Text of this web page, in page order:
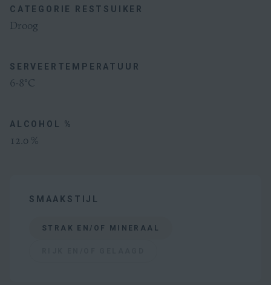
CATEGORIE RESTSUIKER
Droog
SERVEERTEMPERATUUR
6-8°C
ALCOHOL %
12.0 %
SMAAKSTIJL
STRAK EN/OF MINERAAL